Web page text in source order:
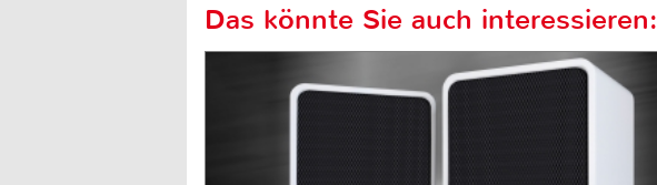
Das könnte Sie auch interessieren: